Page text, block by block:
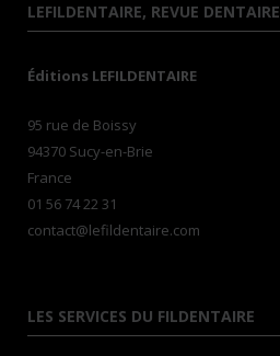
LEFILDENTAIRE, REVUE DENTAIRE
Éditions LEFILDENTAIRE
95 rue de Boissy
94370 Sucy-en-Brie
France
01 56 74 22 31
contact@lefildentaire.com
LES SERVICES DU FILDENTAIRE